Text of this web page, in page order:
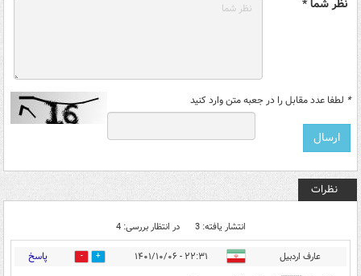
نظر شما *
* لطفا عدد مقابل را در جعبه متن وارد کنید
نظرات
انتشار یافته: 3 در انتظار بررسی: 4
عارف اردبیل ۲۲:۳۱ - ۱۴۰۱/۱۰/۰۶ 17 پاسخ